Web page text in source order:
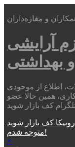
و مغازه‌داران
آرایشی
و بهداشتی
اطلاع از موجودی
همین حالا عضو
کف بازار شوید
متوجه شدم!
×